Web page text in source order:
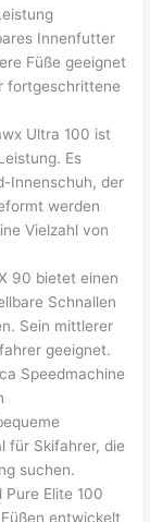
Innenfutter
Füße geeignet
fortgeschrittene
Ultra 100 ist
Es
Innenschuh, der
werden
Vielzahl von
90 bietet einen
Schnallen
Sein mittlerer
geeignet.
Speedmachine
für Skifahrer, die
suchen.
Pure Elite 100
entwickelt